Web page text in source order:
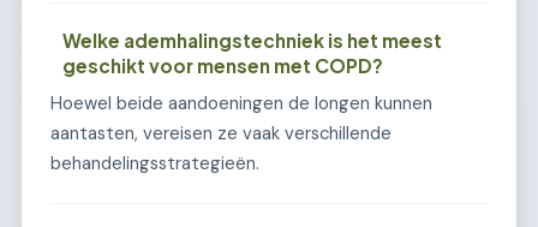
Welke ademhalingstechniek is het meest
geschikt voor mensen met COPD?
Hoewel beide aandoeningen de longen kunnen
aantasten, vereisen ze vaak verschillende
behandelingsstrategieën.